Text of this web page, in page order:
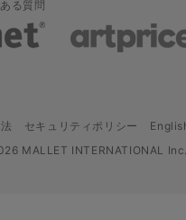
る質問
セキュリティポリシー
MALLET INTERNATIONAL